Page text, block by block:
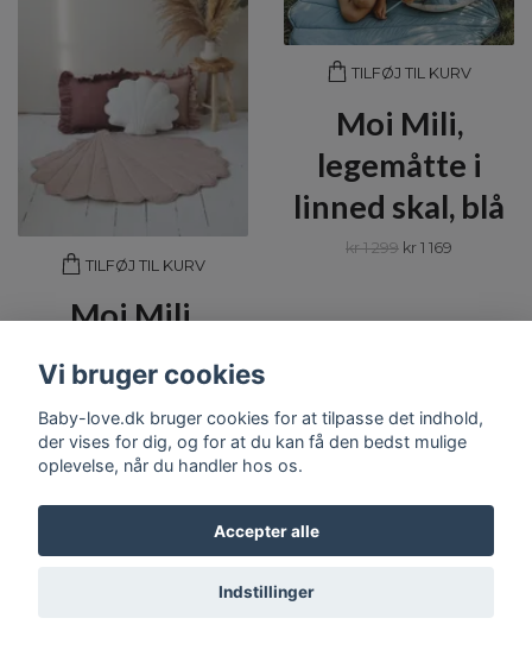
TILFØJ TIL KURV
Moi Mili,
legemåtte i
linned skal,
lyserød
kr 1 299
TILFØJ TIL KURV
Moi Mili,
legemåtte i
linned skal, blå
kr 1 299 kr 1 169
Vi bruger cookies
Baby-love.dk bruger cookies for at tilpasse det indhold,
der vises for dig, og for at du kan få den bedst mulige
oplevelse, når du handler hos os.
Accepter alle
Indstillinger